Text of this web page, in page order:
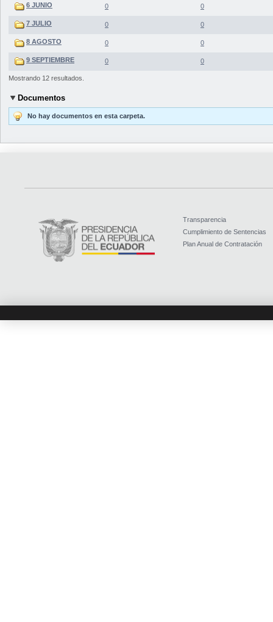
6 JUNIO 0 0
7 JULIO 0 0
8 AGOSTO 0 0
9 SEPTIEMBRE 0 0
Mostrando 12 resultados.
Documentos
No hay documentos en esta carpeta.
Transparencia
Cumplimiento de Sentencias
Plan Anual de Contratación